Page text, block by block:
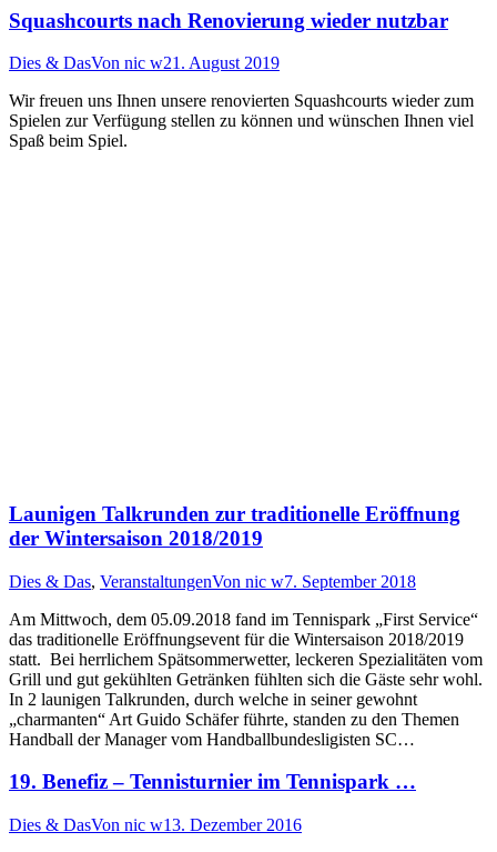
Squashcourts nach Renovierung wieder nutzbar
Dies & DasVon nic w21. August 2019
Wir freuen uns Ihnen unsere renovierten Squashcourts wieder zum
Spielen zur Verfügung stellen zu können und wünschen Ihnen viel
Spaß beim Spiel.
Launigen Talkrunden zur traditionelle Eröffnung
der Wintersaison 2018/2019
Dies & Das, VeranstaltungenVon nic w7. September 2018
Am Mittwoch, dem 05.09.2018 fand im Tennispark „First Service“
das traditionelle Eröffnungsevent für die Wintersaison 2018/2019
statt. Bei herrlichem Spätsommerwetter, leckeren Spezialitäten vom
Grill und gut gekühlten Getränken fühlten sich die Gäste sehr wohl.
In 2 launigen Talkrunden, durch welche in seiner gewohnt
„charmanten“ Art Guido Schäfer führte, standen zu den Themen
Handball der Manager vom Handballbundesligisten SC…
19. Benefiz – Tennisturnier im Tennispark …
Dies & DasVon nic w13. Dezember 2016